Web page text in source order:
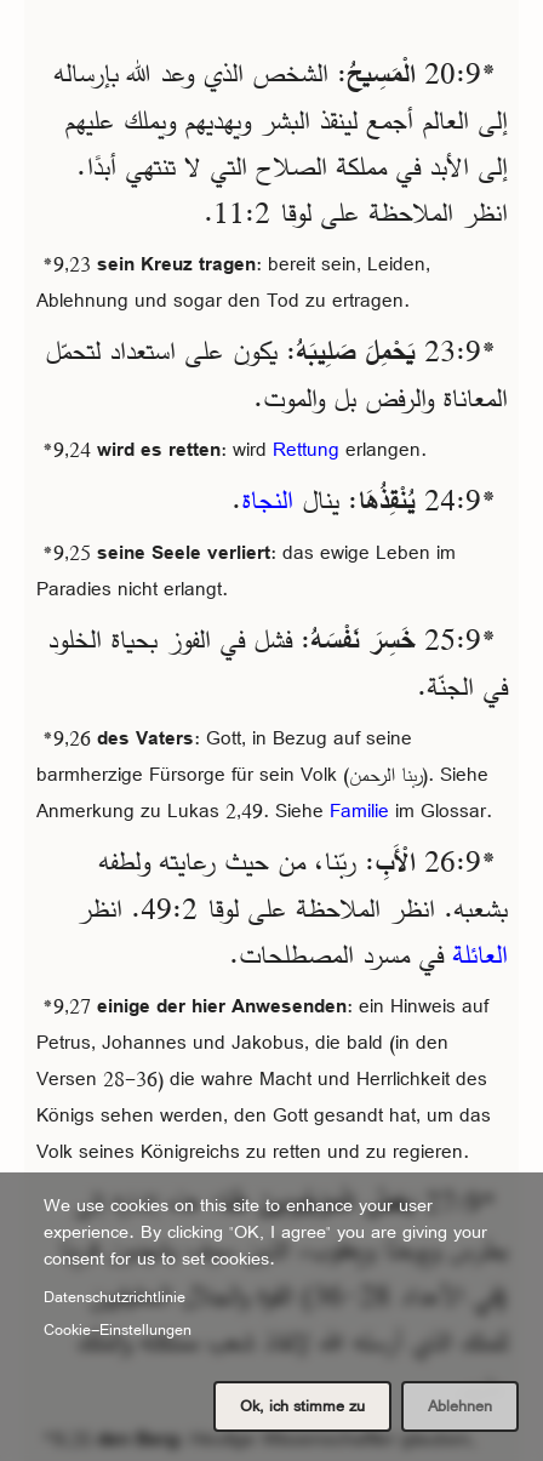
*9‏:20 الْمَسِيحُ: الشخص الذي وعد الله بإرساله
إلى العالم أجمع لينقذ البشر ويهديهم ويملك عليهم
إلى الأبد في مملكة الصلاح التي لا تنتهي أبدًا.
انظر الملاحظة على لوقا 2‏:11.
*9,23 sein Kreuz tragen: bereit sein, Leiden,
Ablehnung und sogar den Tod zu ertragen.
*9‏:23 يَحْمِلَ صَلِيبَهُ: يكون على استعداد لتحمّل
المعاناة والرفض بل والموت.
*9,24wird es retten: wird Rettung erlangen.
*9‏:24 يُنْقِذُهَا: ينال النجاة.
*9,25 seine Seele verliert: das ewige Leben im
Paradies nicht erlangt.
*9‏:25 خَسِرَ نَفْسَهُ: فشل في الفوز بحياة الخلود
في الجنّة.
*9,26des Vaters: Gott, in Bezug auf seine
barmherzige Fürsorge für sein Volk (ربنا الرحمن). Siehe
Anmerkung zu Lukas 2,49. Siehe Familie im Glossar.
*9‏:26 الْأَبِ: ربّنا، من حيث رعايته ولطفه
بشعبه. انظر الملاحظة على لوقا 2‏:49. انظر
العائلةفي مسرد المصطلحات.
*9,27einige der hier Anwesenden: ein Hinweis auf
Petrus, Johannes und Jakobus, die bald (in den
Versen 28-36) die wahre Macht und Herrlichkeit des
Königs sehen werden, den Gott gesandt hat, um das
Volk seines Königreichs zu retten und zu regieren.
*9‏:27 بَعْضُ الْمَوْجُودِينَ هُنَا: هذه إشارة إلى
بطرس ويوحنّا ويعقوب، الذين سوف يشهدون قريبًا
(في الأعداد 28‏-36) القوة والجلال الحقيقيين
للملك الذي أرسله الله لإنقاذ شعب مملكته والمُلْك
عليهم.
*9,28 den Berg: Heutige Wissenschaftler glauben,
We use cookies on this site to enhance your user
experience. By clicking "OK, I agree" you are giving your
consent for us to set cookies.
Datenschutzrichtlinie
Cookie-Einstellungen
Ablehnen
Ok, ich stimme zu